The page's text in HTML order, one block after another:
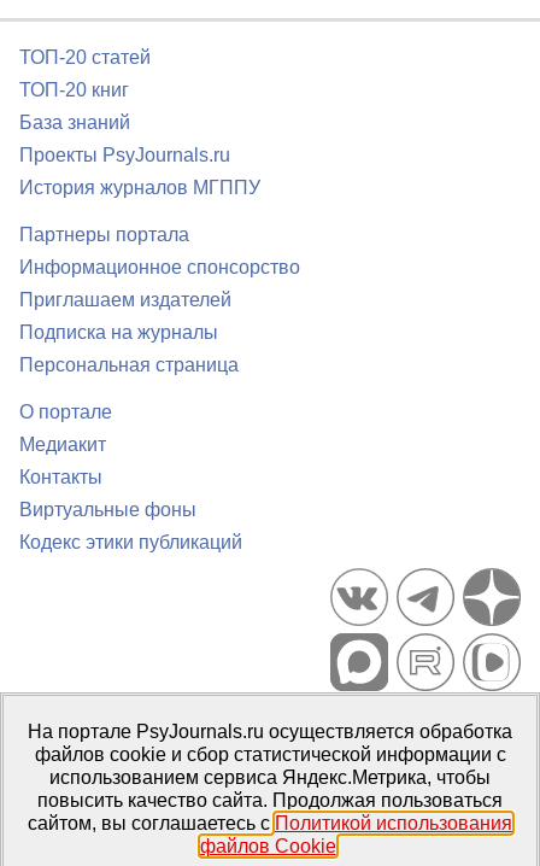
ТОП-20 статей
ТОП-20 книг
База знаний
Проекты PsyJournals.ru
История журналов МГППУ
Партнеры портала
Информационное спонсорство
Приглашаем издателей
Подписка на журналы
Персональная страница
О портале
Медиакит
Контакты
Виртуальные фоны
Кодекс этики публикаций
Портал психологических изданий PsyJournals.ru, 2007–2026
Правила использования материалов
Свидетельство регистрации СМИЭл № ФС77-66447 от 14 июля
2016 г.
Издатель: ФГБОУ ВО МГППУ
На портале PsyJournals.ru осуществляется обработка
файлов cookie и сбор статистической информации с
использованием сервиса Яндекс.Метрика, чтобы
повысить качество сайта. Продолжая пользоваться
сайтом, вы соглашаетесь с Политикой использования
файлов Cookie.